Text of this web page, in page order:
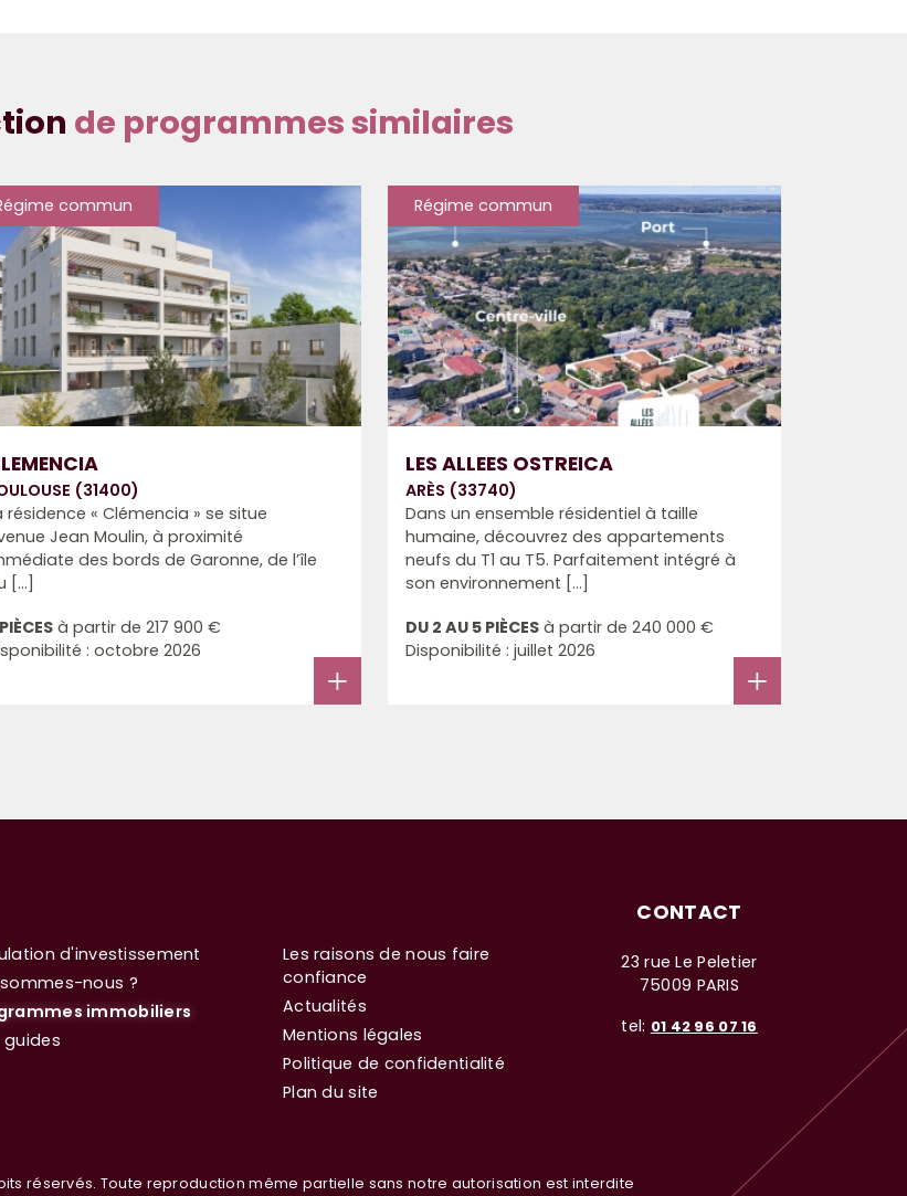
de programmes similaires
commun
(31400)
résidence « Clémencia » se situe
Jean Moulin, à proximité
des bords de Garonne, de l’île
[...]
à partir de 217 900 €
: octobre 2026
Régime commun
LES ALLEES OSTREICA
ARÈS (33740)
Dans un ensemble résidentiel à taille
humaine, découvrez des appartements
neufs du T1 au T5. Parfaitement intégré à
son environnement [...]
DU 2 AU 5 PIÈCES à partir de 240 000 €
Disponibilité : juillet 2026
d'investissement
nous ?
immobiliers
guides
Les raisons de nous faire
confiance
Actualités
Mentions légales
Politique de confidentialité
Plan du site
CONTACT
23 rue Le Peletier
75009 PARIS
tel: 01 42 96 07 16
réservés. Toute reproduction même partielle sans notre autorisation est interdite